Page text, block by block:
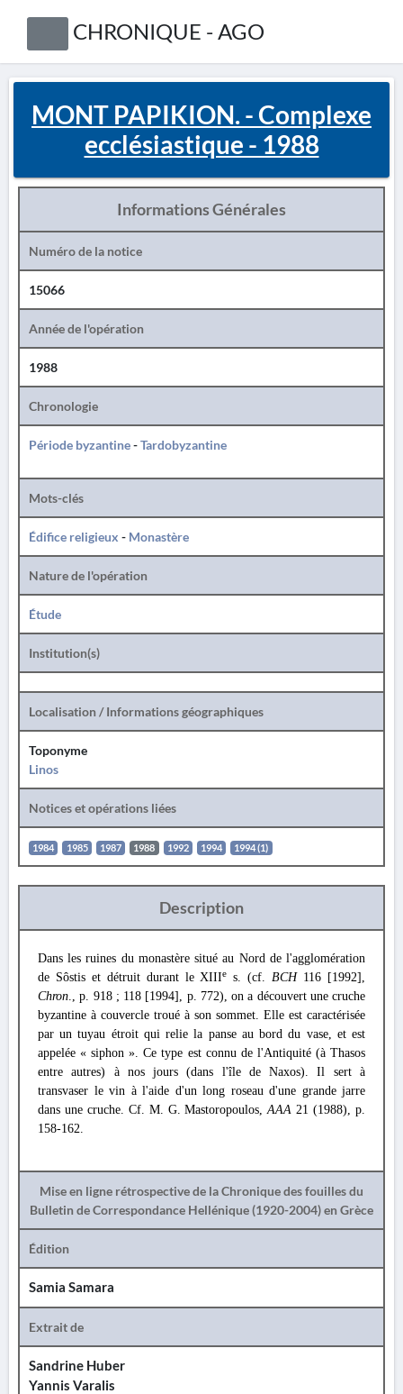
CHRONIQUE - AGO
MONT PAPIKION. - Complexe
ecclésiastique - 1988
Informations Générales
Numéro de la notice
15066
Année de l'opération
1988
Chronologie
Période byzantine-Tardobyzantine
Mots-clés
Édifice religieux - Monastère
Nature de l'opération
Étude
Institution(s)
Localisation / Informations géographiques
Toponyme
Linos
Notices et opérations liées
1984 1985 1987 1988 1992 1994 1994 (1)
Description
Dans les ruines du monastère situé au Nord de l'agglomération
de Sôstis et détruit durant le XIIIe s. (cf.BCH116 [1992],
Chron., p. 918 ; 118 [1994], p. 772), on a découvert une cruche
byzantine à couvercle troué à son sommet. Elle est caractérisée
par un tuyau étroit qui relie la panse au bord du vase, et est
appelée « siphon ». Ce type est connu de l'Antiquité (à Thasos
entre autres) à nos jours (dans l'île de Naxos). Il sert à
transvaser le vin à l'aide d'un long roseau d'une grande jarre
dans une cruche. Cf. M. G. Mastoropoulos,AAA21 (1988), p.
158-162.
Mise en ligne rétrospective de la Chronique des fouilles du
Bulletin de Correspondance Hellénique (1920-2004) en Grèce
Édition
Samia Samara
Extrait de
Sandrine Huber
Yannis Varalis